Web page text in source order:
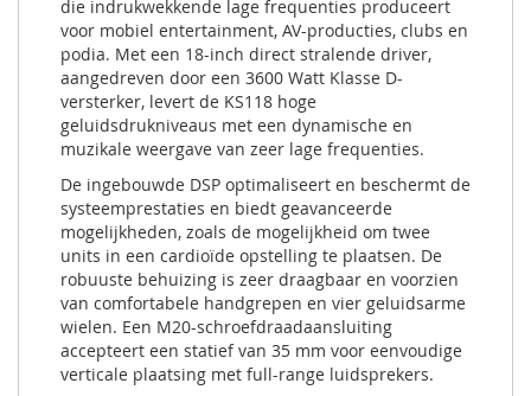
die indrukwekkende lage frequenties produceert
voor mobiel entertainment, AV-producties, clubs en
podia. Met een 18-inch direct stralende driver,
aangedreven door een 3600 Watt Klasse D-
versterker, levert de KS118 hoge
geluidsdrukniveaus met een dynamische en
muzikale weergave van zeer lage frequenties.
De ingebouwde DSP optimaliseert en beschermt de
systeemprestaties en biedt geavanceerde
mogelijkheden, zoals de mogelijkheid om twee
units in een cardioïde opstelling te plaatsen. De
robuuste behuizing is zeer draagbaar en voorzien
van comfortabele handgrepen en vier geluidsarme
wielen. Een M20-schroefdraadaansluiting
accepteert een statief van 35 mm voor eenvoudige
verticale plaatsing met full-range luidsprekers.